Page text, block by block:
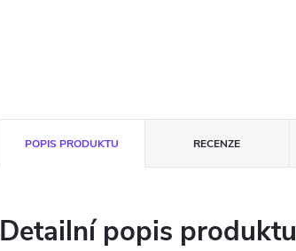
POPIS PRODUKTU RECENZE
Detailní popis produktu